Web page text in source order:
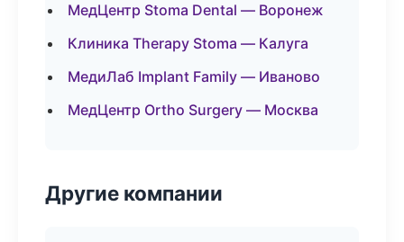
МедЦентр Stoma Dental — Воронеж
Клиника Therapy Stoma — Калуга
МедиЛаб Implant Family — Иваново
МедЦентр Ortho Surgery — Москва
Другие компании